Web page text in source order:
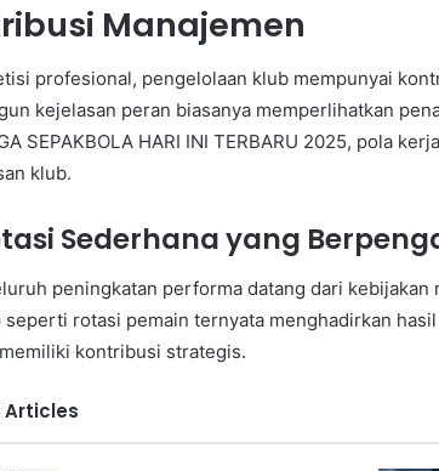
Manajemen
profesional, pengelolaan klub mempunyai
kejelasan peran biasanya memperlihatkan
SEPAKBOLA HARI INI TERBARU 2025, pola
klub.
Sederhana yang
peningkatan performa datang dari kebijakan
seperti rotasi pemain ternyata menghadirkan
kontribusi strategis.
Articles